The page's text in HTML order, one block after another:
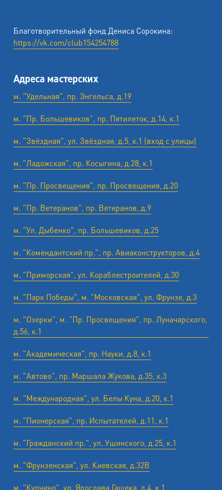
Благотворительный фонд Дениса Сорокина:
https://vk.com/club154254788
Адреса мастерских
м. "Удельная", пр. Энгельса, д.19
м. "Пр. Большевиков", пр. Пятилеток, д.14, к.1
м. "Звёздная", ул. Звёздная, д.5, к.1 (вход с улицы)
м. "Ладожская", пр. Косыгина, д.28, к.1
м. "Пр. Просвещения", пр. Просвещения, д.20
м. "Пр. Ветеранов", пр. Ветеранов, д.9
м. "Ул. Дыбенко", пр. Большевиков, д.25
м. "Комендантский пр.", пр. Авиаконструкторов, д.4
м. "Приморская", ул. Кораблестроителей, д.30
м. "Парк Победы", м. "Московская", ул. Фрунзе, д.3
м. "Озерки", м. "Пр. Просвещения", пр. Луначарского,
д.56, к.1
м. "Академическая", пр. Науки, д.8, к.1
м. "Автово", пр. Маршала Жукова, д.35, к.3
м. "Международная", ул. Белы Куна, д.20, к.1
м. "Пионерская", пр. Испытателей, д.11, к.1
м. "Гражданский пр.", ул. Ушинского, д.25, к.1
м. "Фрунзенская", ул. Киевская, д.32В
м. "Купчино", ул. Ярослава Гашека, д.4, к.1